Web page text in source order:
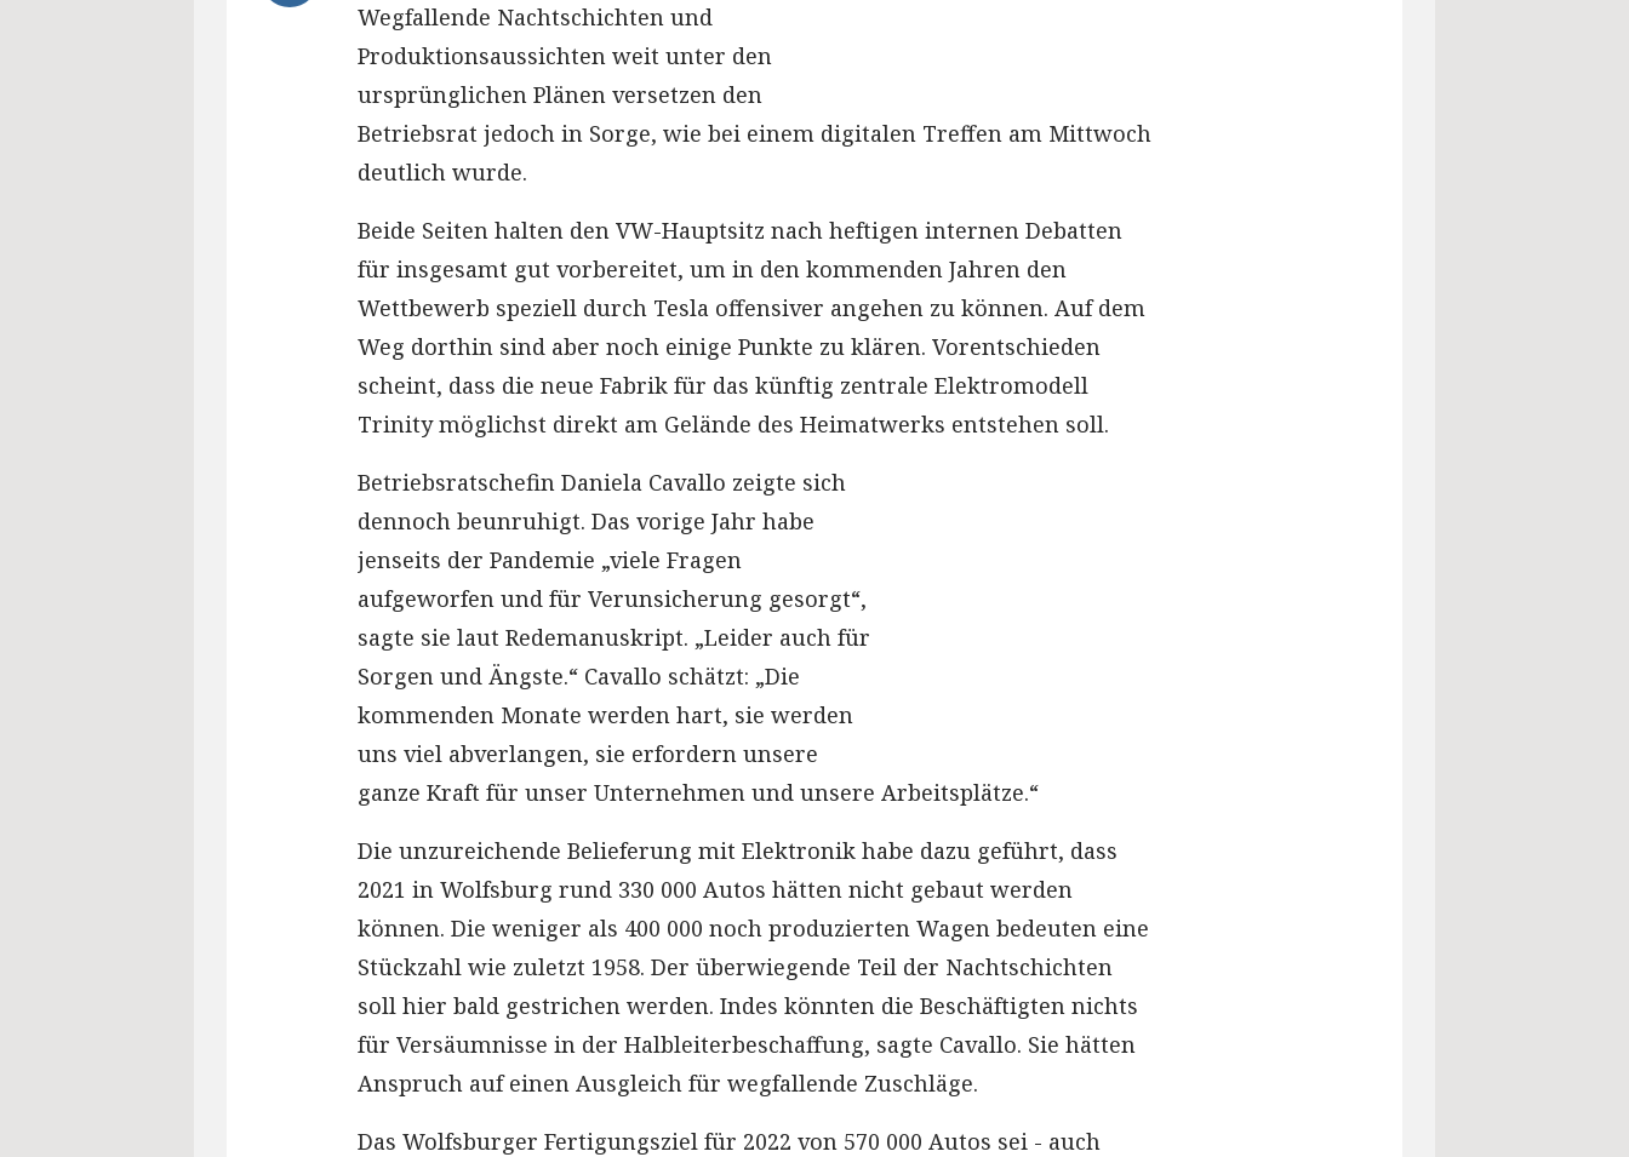
Wegfallende Nachtschichten und
Produktionsaussichten weit unter den
ursprünglichen Plänen versetzen den
Betriebsrat jedoch in Sorge, wie bei einem digitalen Treffen am Mittwoch
deutlich wurde.
Beide Seiten halten den VW-Hauptsitz nach heftigen internen Debatten
für insgesamt gut vorbereitet, um in den kommenden Jahren den
Wettbewerb speziell durch Tesla offensiver angehen zu können. Auf dem
Weg dorthin sind aber noch einige Punkte zu klären. Vorentschieden
scheint, dass die neue Fabrik für das künftig zentrale Elektromodell
Trinity möglichst direkt am Gelände des Heimatwerks entstehen soll.
Betriebsratschefin Daniela Cavallo zeigte sich
dennoch beunruhigt. Das vorige Jahr habe
jenseits der Pandemie „viele Fragen
aufgeworfen und für Verunsicherung gesorgt“,
sagte sie laut Redemanuskript. „Leider auch für
Sorgen und Ängste.“ Cavallo schätzt: „Die
kommenden Monate werden hart, sie werden
uns viel abverlangen, sie erfordern unsere
ganze Kraft für unser Unternehmen und unsere Arbeitsplätze.“
Die unzureichende Belieferung mit Elektronik habe dazu geführt, dass
2021 in Wolfsburg rund 330 000 Autos hätten nicht gebaut werden
können. Die weniger als 400 000 noch produzierten Wagen bedeuten eine
Stückzahl wie zuletzt 1958. Der überwiegende Teil der Nachtschichten
soll hier bald gestrichen werden. Indes könnten die Beschäftigten nichts
für Versäumnisse in der Halbleiterbeschaffung, sagte Cavallo. Sie hätten
Anspruch auf einen Ausgleich für wegfallende Zuschläge.
Das Wolfsburger Fertigungsziel für 2022 von 570 000 Autos sei - auch